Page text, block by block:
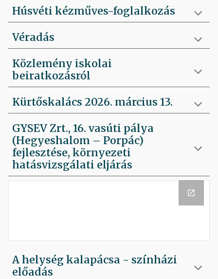
Húsvéti kézműves-foglalkozás
Véradás
Közlemény iskolai
beiratkozásról
Kürtőskalács 2026. március 13.
GYSEV Zrt., 16. vasúti pálya
(Hegyeshalom – Porpác)
fejlesztése, környezeti
hatásvizsgálati eljárás
A helység kalapácsa - színházi
előadás